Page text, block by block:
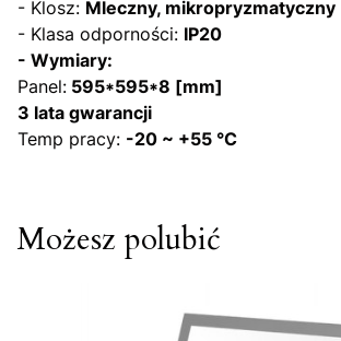
- Klosz: Mleczny, mikropryzmatyczny
- Klasa odporności: IP20
- Wymiary:
Panel: 595*595*8 [mm]
3 lata gwarancji
Temp pracy: -20 ~ +55 °C
Możesz polubić